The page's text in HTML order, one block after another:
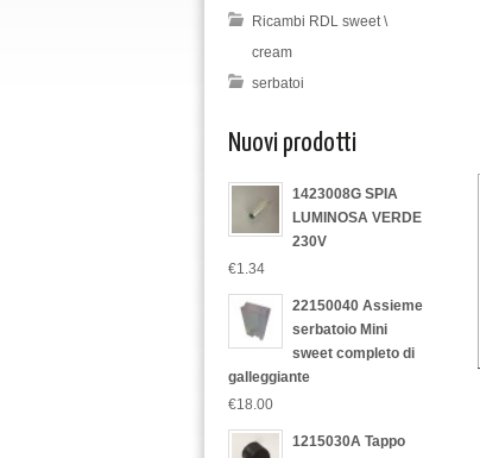
Ricambi RDL sweet \
cream
serbatoi
Nuovi prodotti
1423008G SPIA
LUMINOSA VERDE
230V
€1.34
22150040 Assieme
serbatoio Mini
sweet completo di
galleggiante
€18.00
1215030A Tappo